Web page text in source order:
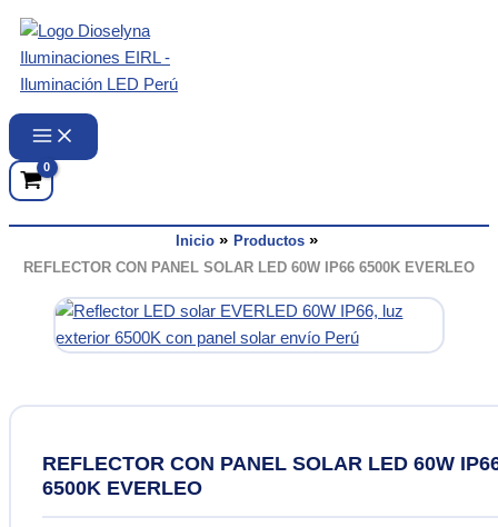
contenido
Inicio
Productos
REFLECTOR CON PANEL SOLAR LED 60W IP66 6500K EVERLEO
REFLECTOR CON PANEL SOLAR LED 60W
6500K EVERLEO